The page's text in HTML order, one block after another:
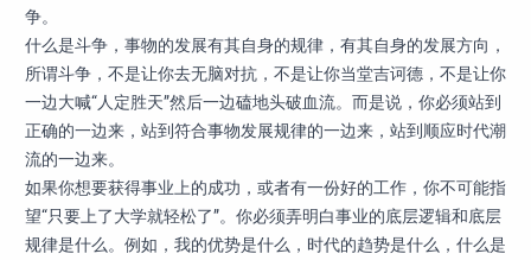
争。
什么是斗争，事物的发展有其自身的规律，有其自身的发展方向，
所谓斗争，不是让你去无脑对抗，不是让你当堂吉诃德，不是让你
一边大喊“人定胜天”然后一边磕地头破血流。而是说，你必须站到
正确的一边来，站到符合事物发展规律的一边来，站到顺应时代潮
流的一边来。
如果你想要获得事业上的成功，或者有一份好的工作，你不可能指
望“只要上了大学就轻松了”。你必须弄明白事业的底层逻辑和底层
规律是什么。例如，我的优势是什么，时代的趋势是什么，什么是